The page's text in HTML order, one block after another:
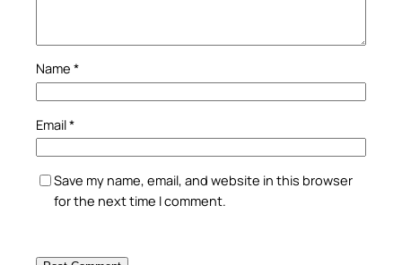
Name *
Email*
Save my name, email, and website in this browser
for the next time I comment.